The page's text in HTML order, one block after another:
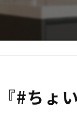
#ちょ